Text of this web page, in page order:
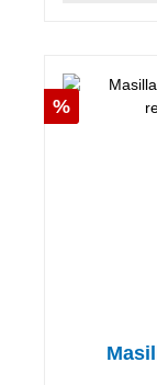
Descuento
%